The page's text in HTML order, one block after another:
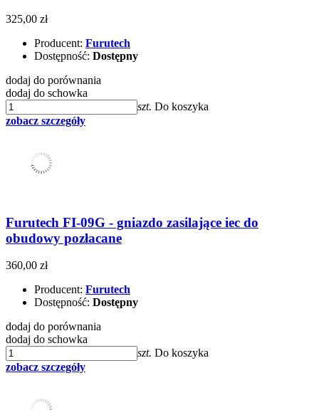
325,00 zł
Producent: Furutech
Dostępność: Dostępny
dodaj do porównania
dodaj do schowka
szt. Do koszyka
zobacz szczegóły
Furutech FI-09G - gniazdo zasilające iec do
obudowy pozłacane
360,00 zł
Producent: Furutech
Dostępność: Dostępny
dodaj do porównania
dodaj do schowka
szt. Do koszyka
zobacz szczegóły